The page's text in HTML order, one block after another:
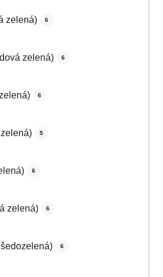
zelená) 6
zelená) 6
6
5
6
zelená) 6
6